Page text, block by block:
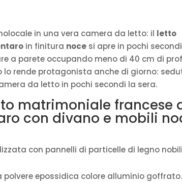
L.213,6
P.105,2
H.250,5
cm
(aperto
P.215
cm)
in una vera camera da letto: il letto
in finitura noce si apre in pochi
a parete occupando meno di 40 cm di
rende protagonista anche di giorno:
da letto in pochi secondi la sera.
matrimoniale francese
con divano e mobili
con pannelli di particelle di legno
polvere epossidica colore alluminio goffrato.